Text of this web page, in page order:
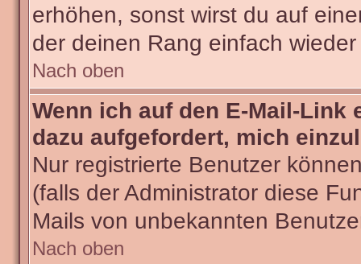
erhöhen, sonst wirst du auf
der deinen Rang einfach
Nach oben
Wenn ich auf den E-Mail-
dazu aufgefordert, mich
Nur registrierte Benutzer
(falls der Administrator diese
Mails von unbekannten
Nach oben